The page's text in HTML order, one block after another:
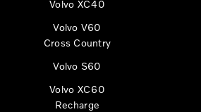
Volvo XC40
Volvo V60
Cross Country
Volvo S60
Volvo XC60
Recharge